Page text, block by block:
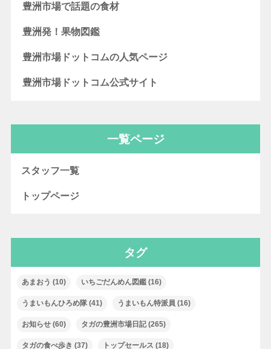
豊洲市場で話題の食材
豊洲発！果物図鑑
豊洲市場ドットコムの人気ページ
豊洲市場ドットコム公式サイト
一覧ページ
スタッフ一覧
トップページ
タグ
あまおう (10) いちごだんめん図鑑(16)
うまいもんひろめ隊(41) うまいもん特派員 (16)
お知らせ(60) タガの豊洲市場日記(265)
タガの食べ歩き (37) トップセールス (18)